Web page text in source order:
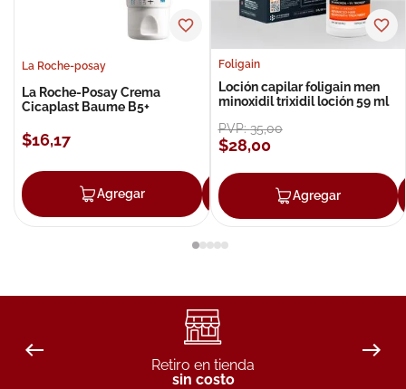
La Roche-posay
La Roche-Posay Crema
Cicaplast Baume B5+
$16,17
Agregar Agregar
Foligain
Loción capilar foligain men
minoxidil trixidil loción 59 ml
PVP:35,00
$28,00
Agregar
Retiro en tienda
sin costo